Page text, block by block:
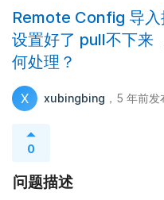
Remote Config 导
设置好了 pull不下来
何处理？
X xubingbing ，5 年前发
0
问题描述